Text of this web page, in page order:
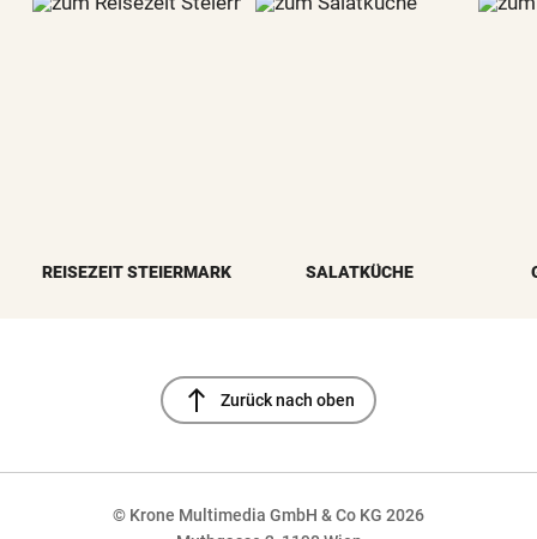
REISEZEIT STEIERMARK SALATKÜCHE
north Zurück nach oben
© Krone Multimedia GmbH & Co KG 2026